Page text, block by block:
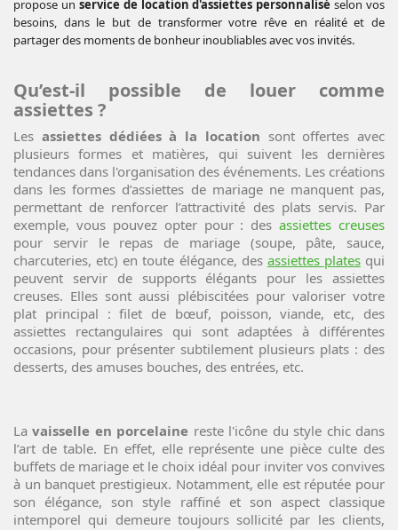
propose un service de location d'assiettes personnalisé selon vos
besoins, dans le but de transformer votre rêve en réalité et de
partager des moments de bonheur inoubliables avec vos invités.
Qu’est-il possible de louer comme
assiettes ?
Les assiettes dédiées à la location sont offertes avec
plusieurs formes et matières, qui suivent les dernières
tendances dans l'organisation des événements. Les créations
dans les formes d’assiettes de mariage ne manquent pas,
permettant de renforcer l’attractivité des plats servis. Par
exemple, vous pouvez opter pour : desassiettes creuses
pour servir le repas de mariage (soupe, pâte, sauce,
charcuteries, etc) en toute élégance, des assiettes platesqui
peuvent servir de supports élégants pour les assiettes
creuses. Elles sont aussi plébiscitées pour valoriser votre
plat principal : filet de bœuf, poisson, viande, etc, des
assiettes rectangulaires qui sont adaptées à différentes
occasions, pour présenter subtilement plusieurs plats : des
desserts, des amuses bouches, des entrées, etc.
Lavaisselle en porcelaine reste l'icône du style chic dans
l’art de table. En effet, elle représente une pièce culte des
buffets de mariage et le choix idéal pour inviter vos convives
à un banquet prestigieux. Notamment, elle est réputée pour
son élégance, son style raffiné et son aspect classique
intemporel qui demeure toujours sollicité par les clients,